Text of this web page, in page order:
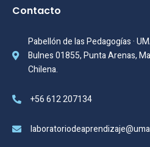
Contacto
Pabellón de las Pedagogías ·
Bulnes 01855, Punta Arenas,
Chilena.
+56 612 207134